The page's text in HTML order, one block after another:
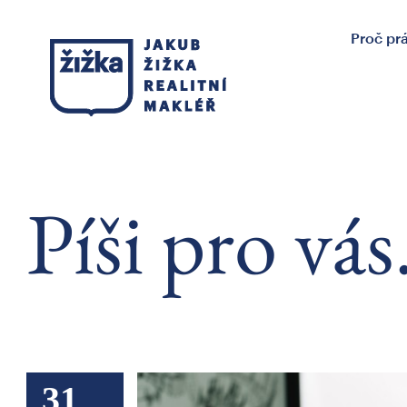
Proč
Píši pro